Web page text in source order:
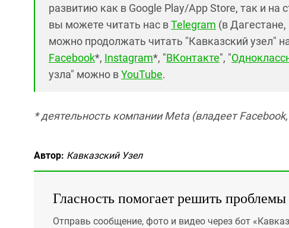
развитию как в Google Play/App Store, так и на
вы можете читать нас вTelegram (в
можно продолжать читать "Кавказский узел"
Facebook*, Instagram*, "ВКонтакте", "
узла" можно вYouTube.
* деятельность компании Meta (владеет
Автор: Кавказский Узел
Гласность помогает решить проблемы
Отправь сообщение, фото и видео через бот